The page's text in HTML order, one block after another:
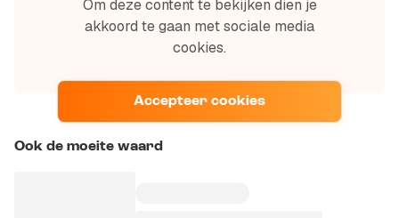
Om deze content te bekijken dien je
akkoord te gaan met sociale media
cookies.
Accepteer cookies
Ook de moeite waard